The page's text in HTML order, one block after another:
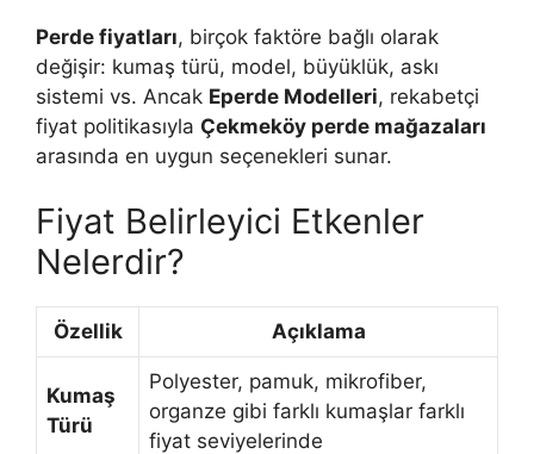
Perde fiyatları, birçok faktöre bağlı olarak
değişir: kumaş türü, model, büyüklük, askı
sistemi vs. Ancak Eperde Modelleri, rekabetçi
fiyat politikasıyla Çekmeköy perde mağazaları
arasında en uygun seçenekleri sunar.
Fiyat Belirleyici Etkenler
Nelerdir?
Özellik Açıklama
Kumaş
Türü
Polyester, pamuk, mikrofiber,
organze gibi farklı kumaşlar farklı
fiyat seviyelerinde